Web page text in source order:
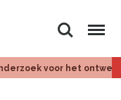
Zoeken Menu
voor het